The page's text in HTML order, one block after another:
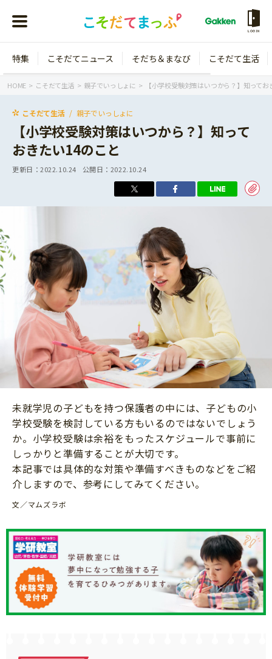
LOGIN
年齢から探す
1歳
年長
小学1年生
小学2年生
小学3年生
小学4年生
小学5年生
小学6年生
イベント
ニュース
そだち＆まなび
ワーク・ドリル
幼稚園・保育園
小学校
科学・プログラミング
教育・学習
自由研究・工作
読書感想文
本・読書
運動・あそび・ゲーム
英語
習い事
知育
こそだて生活
住まい
ファッション・美容
行事・イベント
トラブル
親子でいっしょに
人間関係
おでかけ
家族
健康
こそだてマンガ
特集 こそだてニュース そだち＆まなび こそだて生活
HOME こそだて生活 親子でいっしょに 【小学校受験対策はいつから？】知って
こそだて生活 親子でいっしょに
【小学校受験対策はいつから？】知って
おきたい14のこと
更新日：2022.10.24 公開日： 2022.10.24
未就学児の子どもを持つ保護者の中には、子どもの小
学校受験を検討している方もいるのではないでしょう
か。小学校受験は余裕をもったスケジュールで事前に
しっかりと準備することが大切です。
本記事では具体的な対策や準備すべきものなどをご紹
介しますので、参考にしてみてください。
文／マムズラボ